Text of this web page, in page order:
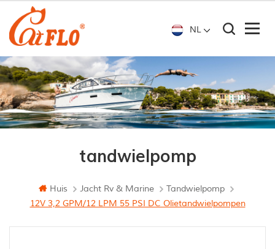
NL
tandwielpomp
Huis Jacht Rv & Marine
Tandwielpomp
12V 3,2 GPM/12 LPM 55 PSI DC Olietandwielpompen